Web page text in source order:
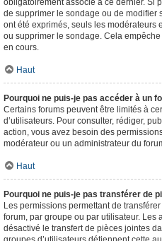
obligatoirement associé à ce dernier. Si
de supprimer le sondage ou de modifier
ont été exprimés, seuls les modérateurs
ou supprimer le sondage. Cela
en cours.
Haut
Pourquoi ne puis-je pas accéder à un
Certains forums peuvent être limités à
d’utilisateurs. Pour consulter, rédiger,
action, vous avez besoin des
modérateur ou un administrateur du
Haut
Pourquoi ne puis-je pas transférer de
Les permissions permettant de
forum, par groupe ou par utilisateur. Les
désactivé le transfert de pièces jointes